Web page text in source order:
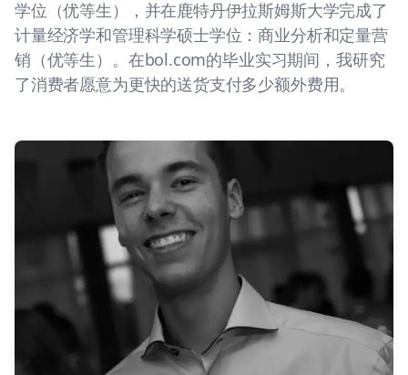
学位（优等生），并在鹿特丹伊拉斯姆斯大学完成了
计量经济学和管理科学硕士学位：商业分析和定量营
销（优等生）。在bol.com的毕业实习期间，我研究
了消费者愿意为更快的送货支付多少额外费用。